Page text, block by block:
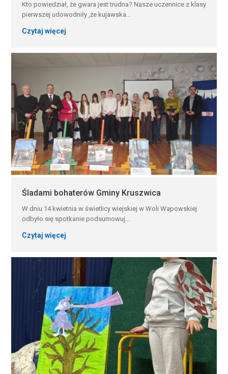
Kto powiedział, że gwara jest trudna? Nasze uczennice z klasy
pierwszej udowodniły ,że kujawska...
Czytaj więcej
Śladami bohaterów Gminy Kruszwica
W dniu 14 kwietnia w świetlicy wiejskiej w Woli Wapowskiej
odbyło się spotkanie podsumowuj...
Czytaj więcej